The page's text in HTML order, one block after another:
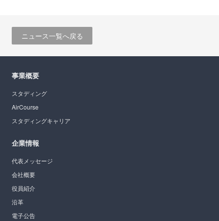
ニュース一覧へ戻る
事業概要
スタディング
AirCourse
スタディングキャリア
企業情報
代表メッセージ
会社概要
役員紹介
沿革
電子公告